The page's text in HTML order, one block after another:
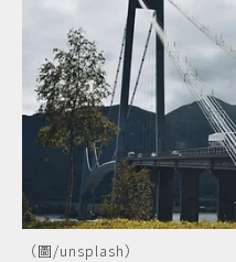
（圖/unsplash）